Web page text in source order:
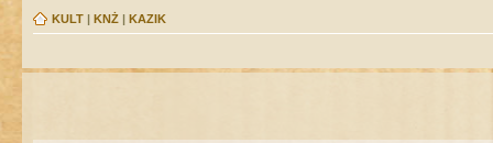
KULT | KNŻ | KAZIK